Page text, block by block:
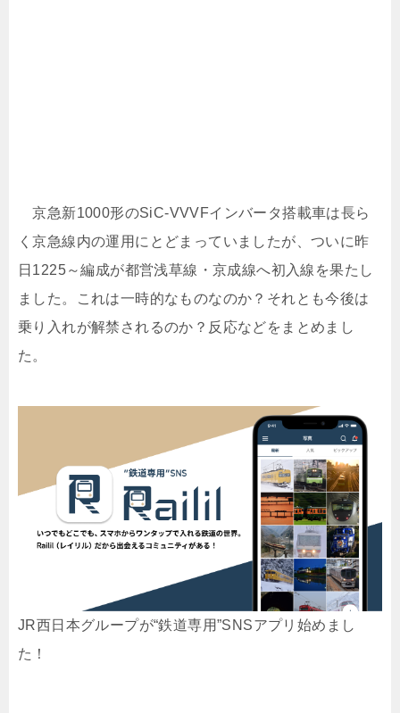
京急新1000形のSiC-VVVFインバータ搭載車は長ら
く京急線内の運用にとどまっていましたが、ついに昨
日1225～編成が都営浅草線・京成線へ初入線を果たし
ました。これは一時的なものなのか？それとも今後は
乗り入れが解禁されるのか？反応などをまとめまし
た。
JR西日本グループが“鉄道専用”SNSアプリ始めまし
た！